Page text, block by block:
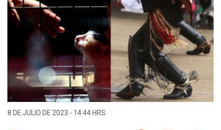
8 DE JULIO DE 2023 - 14:44 HRS.